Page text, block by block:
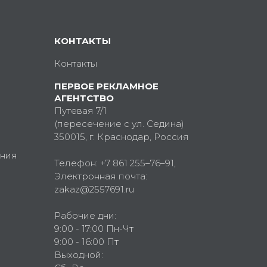
КОНТАКТЫ
Контакты
ПЕРВОЕ РЕКЛАМНОЕ
АГЕНТСТВО
Путевая 7/1
(пересечение с ул. Седина)
350015, г. Краснодар, Россия
Телефон: +7 861 255–76–91,
Электронная почта:
zakaz@2557691.ru
Рабочие дни:
9:00 - 17:00 Пн-Чт
9:00 - 16:00 Пт
Выходной: